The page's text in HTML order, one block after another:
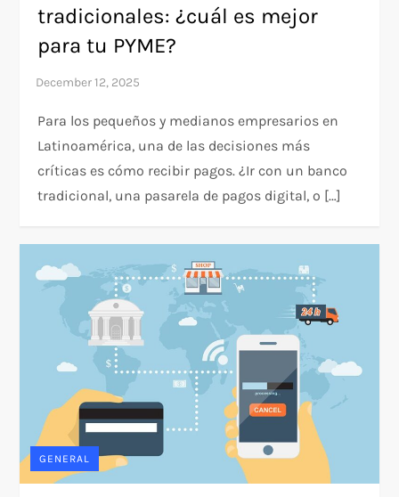
tradicionales: ¿cuál es mejor
para tu PYME?
Para los pequeños y medianos empresarios en
Latinoamérica, una de las decisiones más
críticas es cómo recibir pagos. ¿Ir con un banco
tradicional, una pasarela de pagos digital, o […]
GENERAL